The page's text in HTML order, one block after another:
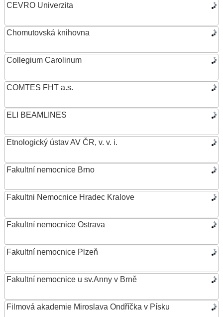
CEVRO Univerzita
Chomutovská knihovna
Collegium Carolinum
COMTES FHT a.s.
ELI BEAMLINES
Etnologický ústav AV ČR, v. v. i.
Fakultní nemocnice Brno
Fakultni Nemocnice Hradec Kralove
Fakultní nemocnice Ostrava
Fakultní nemocnice Plzeň
Fakultní nemocnice u sv.Anny v Brně
Filmová akademie Miroslava Ondříčka v Písku